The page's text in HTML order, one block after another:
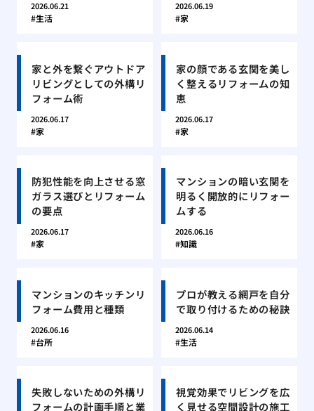
2026.06.21
生活
2026.06.19
家
家と外を繋ぐアウトドア
リビングとしての外構リ
フォーム術
2026.06.17
家
家の顔である玄関を美し
く整えるリフォームの知
恵
2026.06.17
家
防犯性能を向上させる窓
ガラス選びとリフォーム
の要点
2026.06.17
家
マンションの暗い玄関を
明るく開放的にリフォー
ムする
2026.06.16
知識
マンションのキッチンリ
フォーム費用と種類
2026.06.16
台所
プロが教える網戸を自分
で取り付けるための秘訣
2026.06.14
生活
失敗しないための外構リ
フォームの計画手順と業
視覚効果でリビングを広
く見せる空間設計の施工